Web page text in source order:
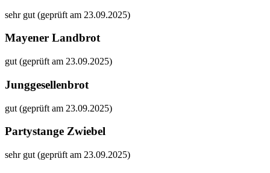
sehr gut (geprüft am 23.09.2025)
Mayener Landbrot
gut (geprüft am 23.09.2025)
Junggesellenbrot
gut (geprüft am 23.09.2025)
Partystange Zwiebel
sehr gut (geprüft am 23.09.2025)